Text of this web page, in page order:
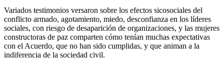
Variados testimonios versaron sobre los efectos sicosociales del
conflicto armado, agotamiento, miedo, desconfianza en los líderes
sociales, con riesgo de desaparición de organizaciones, y las mujeres
constructoras de paz comparten cómo tenían muchas expectativas
con el Acuerdo, que no han sido cumplidas, y que animan a la
indiferencia de la sociedad civil.